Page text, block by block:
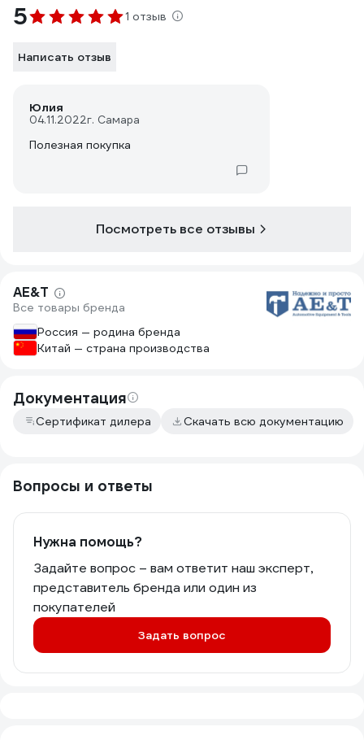
5 1 отзыв
Написать отзыв
Юлия
04.11.2022г. Самара
Полезная покупка
Посмотреть все отзывы
AE&T
Все товары бренда
Россия — родина бренда
Китай — страна производства
Документация
Сертификат дилера Скачать всю документацию
Вопросы и ответы
Нужна помощь?
Задайте вопрос – вам ответит наш эксперт,
представитель бренда или один из
покупателей
Задать вопрос